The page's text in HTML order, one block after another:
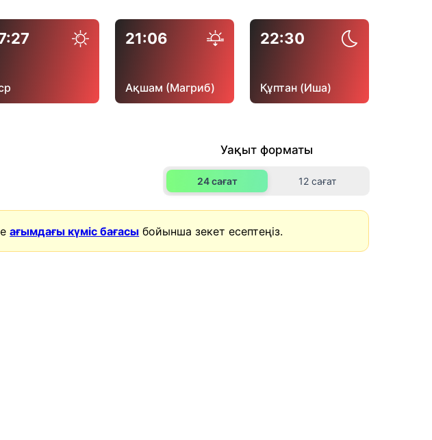
21:06
Ақшам (Магриб)
22:30
Құптан (Иша)
Уақыт форматы
24 сағат 12 сағат
ағымдағы күміс бағасы бойынша зекет есептеңіз.